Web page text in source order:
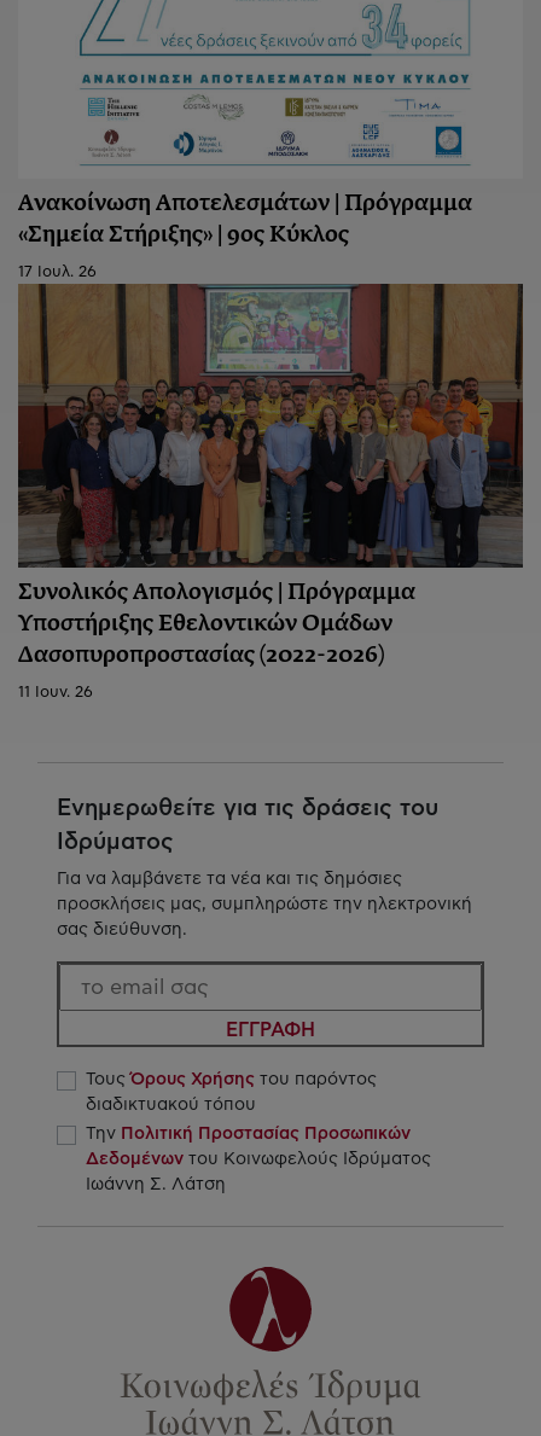
Ανακοίνωση Aποτελεσμάτων | Πρόγραμμα
«Σημεία Στήριξης» | 9ος Κύκλος
17 Ιουλ. 26
Συνολικός Απολογισμός | Πρόγραμμα
Υποστήριξης Εθελοντικών Ομάδων
Δασοπυροπροστασίας (2022-2026)
11 Ιουν. 26
Ενημερωθείτε για τις δράσεις του
Ιδρύματος
Για να λαμβάνετε τα νέα και τις δημόσιες
προσκλήσεις μας, συμπληρώστε την ηλεκτρονική
σας διεύθυνση.
ΕΓΓΡΑΦΗ
ΤουςΌρους Χρήσης του παρόντος
διαδικτυακού τόπου
Την Πολιτική Προστασίας Προσωπικών
Δεδομένων του Κοινωφελούς Ιδρύματος
Ιωάννη Σ. Λάτση